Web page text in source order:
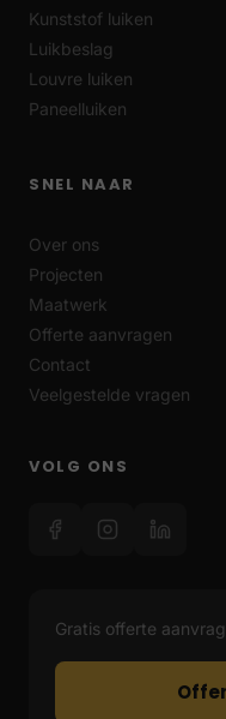
Kunststof luiken
Luikbeslag
Louvre luiken
Paneelluiken
SNEL NAAR
Over ons
Projecten
Maatwerk
Offerte aanvragen
Contact
Veelgestelde vragen
VOLG ONS
Gratis offerte